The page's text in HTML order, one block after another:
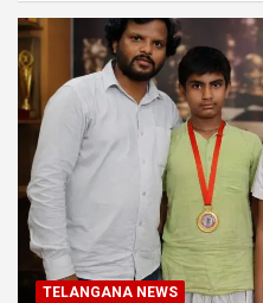
TELANGANA NEWS